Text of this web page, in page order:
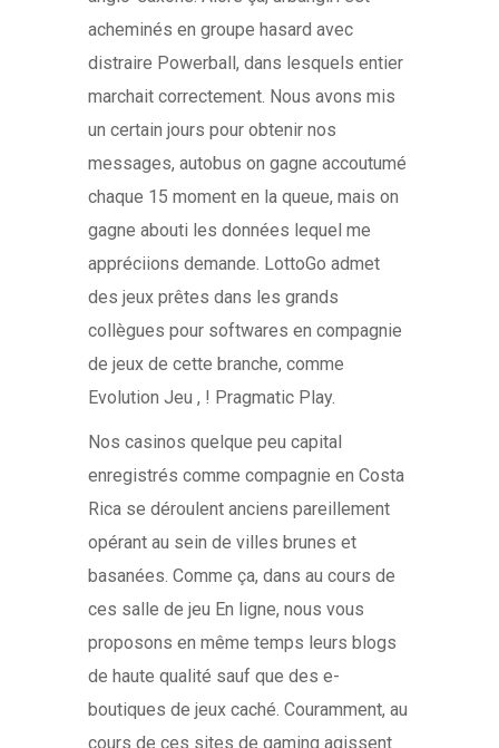
acheminés en groupe hasard avec
distraire Powerball, dans lesquels entier
marchait correctement. Nous avons mis
un certain jours pour obtenir nos
messages, autobus on gagne accoutumé
chaque 15 moment en la queue, mais on
gagne abouti les données lequel me
appréciions demande. LottoGo admet
des jeux prêtes dans les grands
collègues pour softwares en compagnie
de jeux de cette branche, comme
Evolution Jeu , ! Pragmatic Play.
Nos casinos quelque peu capital
enregistrés comme compagnie en Costa
Rica se déroulent anciens pareillement
opérant au sein de villes brunes et
basanées. Comme ça, dans au cours de
ces salle de jeu En ligne, nous vous
proposons en même temps leurs blogs
de haute qualité sauf que des e-
boutiques de jeux caché. Couramment, au
cours de ces sites de gaming agissent